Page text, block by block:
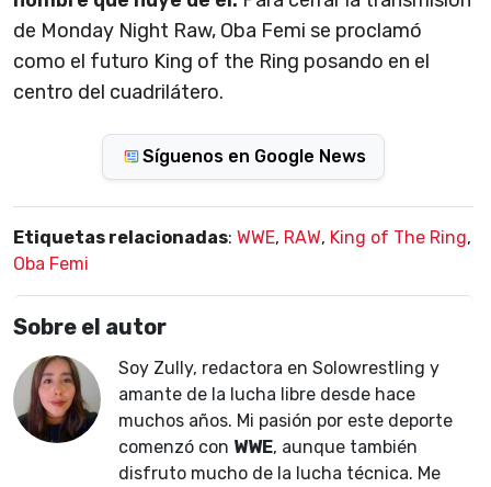
de Monday Night Raw, Oba Femi se proclamó
como el futuro King of the Ring posando en el
centro del cuadrilátero.
Síguenos en Google News
Etiquetas relacionadas: WWE, RAW, King of The Ring,
Oba Femi
Sobre el autor
Soy Zully, redactora en Solowrestling y
amante de la lucha libre desde hace
muchos años. Mi pasión por este deporte
comenzó con WWE, aunque también
disfruto mucho de la lucha técnica. Me